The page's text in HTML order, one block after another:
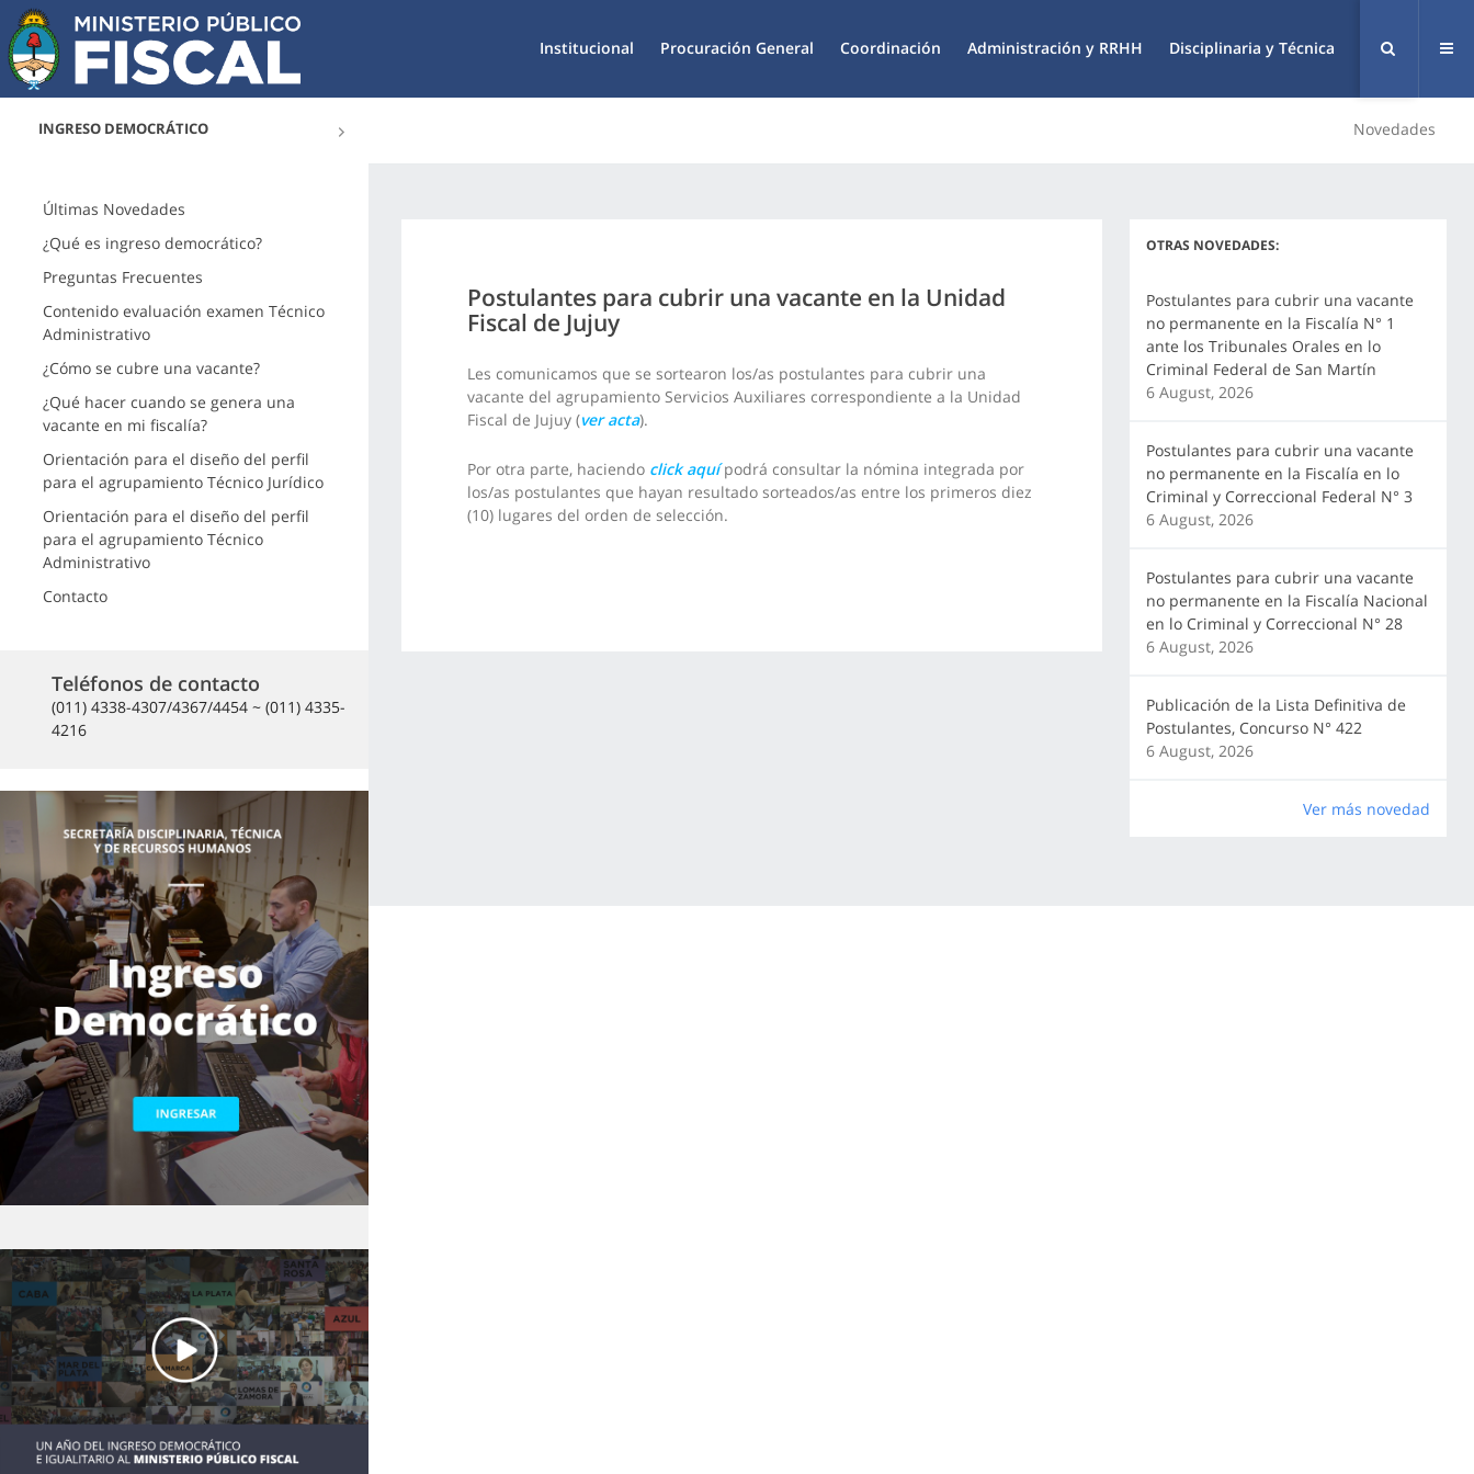
Institucional Procuración General Coordinación Administración y RRHH Disciplinaria y Técnica
INGRESO DEMOCRÁTICO Novedades
Últimas Novedades
¿Qué es ingreso democrático?
Preguntas Frecuentes
Contenido evaluación examen Técnico
Administrativo
¿Cómo se cubre una vacante?
¿Qué hacer cuando se genera una
vacante en mi fiscalía?
Orientación para el diseño del perfil
para el agrupamiento Técnico Jurídico
Orientación para el diseño del perfil
para el agrupamiento Técnico
Administrativo
Contacto
Teléfonos de contacto
(011) 4338-4307/4367/4454 ~ (011) 4335-
4216
Postulantes para cubrir una vacante en la Unidad
Fiscal de Jujuy
Les comunicamos que se sortearon los/as postulantes para cubrir una
vacante del agrupamiento Servicios Auxiliares correspondiente a la Unidad
Fiscal de Jujuy (ver acta).
Por otra parte, haciendo click aquípodrá consultar la nómina integrada por
los/as postulantes que hayan resultado sorteados/as entre los primeros diez
(10) lugares del orden de selección.
OTRAS NOVEDADES:
Postulantes para cubrir una vacante
no permanente en la Fiscalía N° 1
ante los Tribunales Orales en lo
Criminal Federal de San Martín
6 August, 2026
Postulantes para cubrir una vacante
no permanente en la Fiscalía en lo
Criminal y Correccional Federal N° 3
6 August, 2026
Postulantes para cubrir una vacante
no permanente en la Fiscalía Nacional
en lo Criminal y Correccional N° 28
6 August, 2026
Publicación de la Lista Definitiva de
Postulantes, Concurso N° 422
6 August, 2026
Ver más novedad